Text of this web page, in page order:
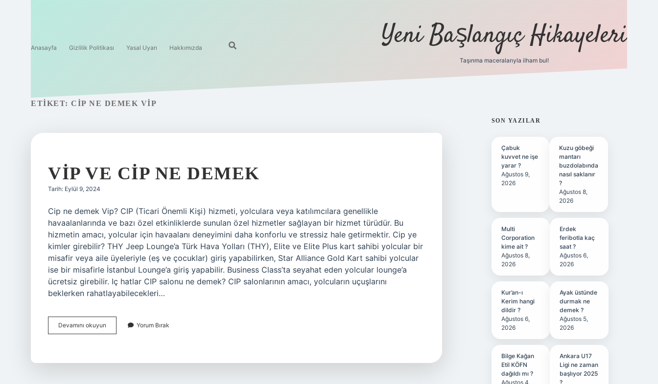
Anasayfa Gizlilik Politikası Yasal Uyarı Hakkımızda Yeni Başlangıç Hikayeleri
Taşınma maceralarıyla ilham bul!
ETIKET: CIP NE DEMEK VIP
VIP VE CIP NE DEMEK
Tarih: Eylül 9, 2024
Cip ne demek Vip? CIP (Ticari Önemli Kişi) hizmeti, yolculara veya katılımcılara genellikle
havaalanlarında ve bazı özel etkinliklerde sunulan özel hizmetler sağlayan bir hizmet türüdür. Bu
hizmetin amacı, yolcular için havaalanı deneyimini daha konforlu ve stressiz hale getirmektir. Cip ye
kimler girebilir? THY Jeep Lounge’a Türk Hava Yolları (THY), Elite ve Elite Plus kart sahibi yolcular bir
misafir veya aile üyeleriyle (eş ve çocuklar) giriş yapabilirken, Star Alliance Gold Kart sahibi yolcular
ise bir misafirle İstanbul Lounge’a giriş yapabilir. Business Class’ta seyahat eden yolcular lounge’a
ücretsiz girebilir. Iç hatlar CIP salonu ne demek? CIP salonlarının amacı, yolcuların uçuşlarını
beklerken rahatlayabilecekleri…
Devamını okuyun
Ve
Yorum Bırak
SIDEBAR
SON YAZILAR
Çabuk
kuvvet ne işe
yarar ?
Ağustos 9,
2026
Kuzu göbeği
mantarı
buzdolabında
nasıl saklanır
?
Ağustos 8,
2026
Multi
Corporation
kime ait ?
Ağustos 8,
2026
Erdek
feribotla kaç
saat ?
Ağustos 6,
2026
Kur’an-ı
Kerim hangi
dildir ?
Ağustos 6,
2026
Ayak üstünde
durmak ne
demek ?
Ağustos 5,
2026
Bilge Kağan
Etil KÖFN
dağıldı mı ?
Ağustos 4,
Ankara U17
Ligi ne zaman
başlıyor 2025
?